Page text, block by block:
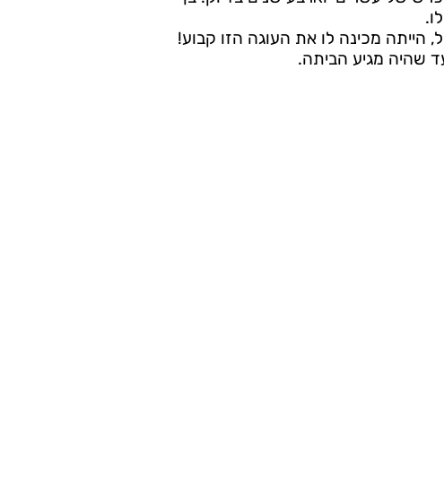
הייתה מכינה לו את העוגה הזו קבוע!
שהיה מגיע הביתה.